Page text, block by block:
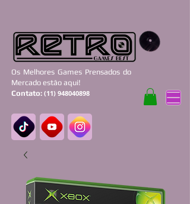
Os Melhores Games Prensados do
Mercado estão aqui!
Contato: (11) 948040898